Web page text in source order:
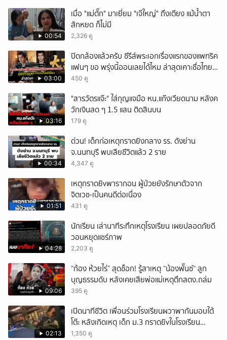
00:54
เมื่อ "แม่ตั๊ก" มาเยี่ยม "เจ๊ใหญ่" ถึงเตียง แม้น้ำตา
สักหยด ก็ไม่มี
2,326 ดู
03:00
ปิดกล้องแล้วครับ ซีรีส์พระเอกเรื่องแรกของแพทริค
แฟนๆ ขอ พรุ่งนี้ออนเลยได้ไหม ล่าสุดเคาะชื่อไทย
แล้ว
450 ดู
03:16
"สารวัตรแจ๊ะ" ใส่กุญแจมือ หน.แก๊งเวียดนาม หลังค
วักเงินสด ๆ 1.5 แสน ติดสินบน
179 ดู
00:34
ด่วน! เด็กก่อเหตุกราดยิงกลาง รร. ดังย่าน
จ.นนทบุรี พบเสียชีวิตแล้ว 2 ราย
4,347 ดู
01:51
เหตุกราดยิvพารากอน ผู้ป่วยยังรักษาตัวจาก
จิตเวช-เป็นคนดีต่อเนื่อง
431 ดู
04:28
นักเรียน เล่านาทีระทึกเหตุโรงเรียน เผยปลอดภัยดี
วอนหยุดแชร์ภาพ
2,203 ดู
09:06
“ก้อง ห้วยไร่” สุดช็อก! รู้สาเหตุ “น้องพั๊นซ์“ ลูก
บุญธรรมดับ หลังเคยเสียพ่อแม่เหตุตึกสตง.ถล่ม
395 ดู
02:13
เปิดนาทีชีวิต เพื่อนร่วมโรงเรียนผวาพากันมอบใต้
โต๊ะ หลังเกิดเหตุ เด็ก ม.3 กราดยิvในโรงเรียน
เทพศิรินทร์นนท์ แบบไม่เลือกหน้า เสียงปืนดังสนั่น
1,350 ดู